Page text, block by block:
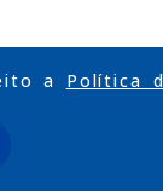
a Política